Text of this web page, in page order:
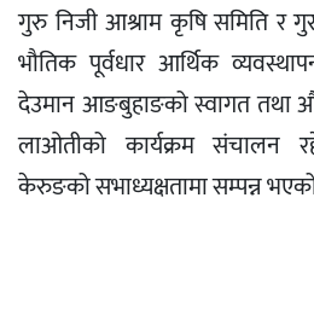
गुरु निजी आश्राम कृषि समिति र
भौतिक पूर्वधार आर्थिक
देउमान आङबुहाङको स्वागत तथा
लाओतीको कार्यक्रम संचालन
केरुङको सभाध्यक्षतामा सम्पन्न